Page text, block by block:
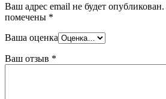
Ваш адрес email не будет опубликован.
помечены *
Ваша оценка
Ваш отзыв *